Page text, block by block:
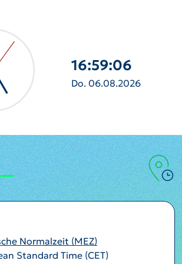
16:59:07
Do. 06.08.2026
Normalzeit (MEZ)
Standard Time (CET)